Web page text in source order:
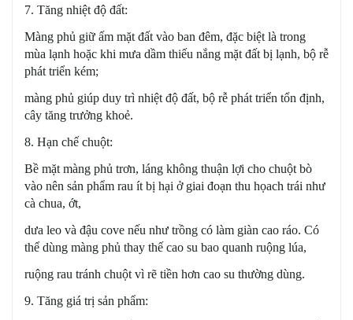
7. Tăng nhiệt độ đất:
Màng phủ giữ ấm mặt đất vào ban đêm, đặc biệt là trong
mùa lạnh hoặc khi mưa dầm thiếu nắng mặt đất bị lạnh, bộ rễ
phát triển kém;
màng phủ giúp duy trì nhiệt độ đất, bộ rễ phát triển tổn định,
cây tăng trưởng khoẻ.
8. Hạn chế chuột:
Bề mặt màng phủ trơn, láng không thuận lợi cho chuột bò
vào nên sản phẩm rau ít bị hại ở giai đoạn thu họach trái như
cà chua, ớt,
dưa leo và đậu cove nếu như trồng có làm giàn cao ráo. Có
thể dùng màng phủ thay thế cao su bao quanh ruộng lúa,
ruộng rau tránh chuột vì rẽ tiền hơn cao su thường dùng.
9. Tăng giá trị sản phẩm: